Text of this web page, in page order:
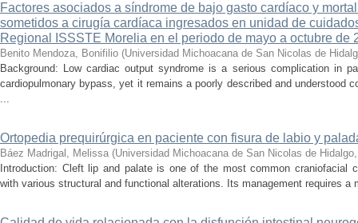
Factores asociados a síndrome de bajo gasto cardíaco y
sometidos a cirugía cardíaca ingresados en unidad de
Regional ISSSTE Morelia en el periodo de mayo a octubre de
Benito Mendoza, Bonifilio (Universidad Michoacana de San Nicolas de
Background: Low cardiac output syndrome is a serious complication in
cardiopulmonary bypass, yet it remains a poorly described and understood
...
Ortopedia prequirúrgica en paciente con fisura de labio y
Báez Madrigal, Melissa (Universidad Michoacana de San Nicolas de Hidalgo
Introduction: Cleft lip and palate is one of the most common craniofacial
with various structural and functional alterations. Its management requires a